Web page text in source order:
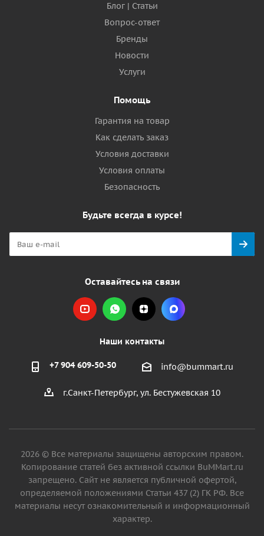
Блог | Статьи
Вопрос-ответ
Бренды
Новости
Услуги
Помощь
Гарантия на товар
Как сделать заказ
Условия доставки
Условия оплаты
Безопасность
Будьте всегда в курсе!
Оставайтесь на связи
Наши контакты
+7 904 609-50-50 info@bummart.ru
г.Санкт-Петербург, ул. Бестужевская 10
2026 © Все материалы защищены авторским правом.
Копирование статей без активной ссылки BuMMart.ru
запрещено. Сайт не является публичной офертой,
определяемой положениями Статьи 437 (2) ГК РФ. Все
материалы несут ознакомительный и информационный
характер.